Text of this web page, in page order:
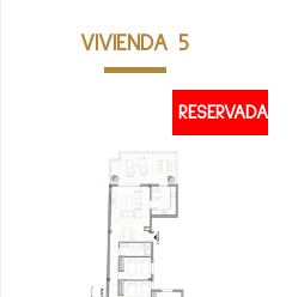
VIVIENDA 5
RESERVADA